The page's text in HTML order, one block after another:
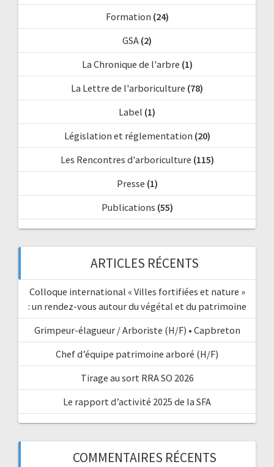
Formation (24)
GSA (2)
La Chronique de l'arbre (1)
La Lettre de l'arboriculture (78)
Label (1)
Législation et réglementation (20)
Les Rencontres d'arboriculture (115)
Presse (1)
Publications (55)
ARTICLES RÉCENTS
Colloque international « Villes fortifiées et nature »
: un rendez-vous autour du végétal et du patrimoine
Grimpeur-élagueur / Arboriste (H/F) • Capbreton
Chef d’équipe patrimoine arboré (H/F)
Tirage au sort RRA SO 2026
Le rapport d’activité 2025 de la SFA
COMMENTAIRES RÉCENTS